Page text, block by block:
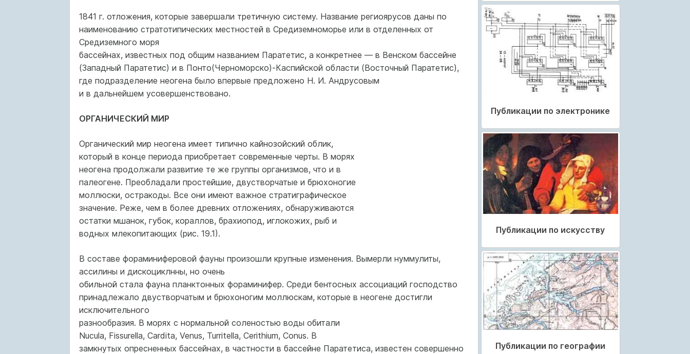
1841 г. отложения, которые завершали третичную систему. Название региоярусов даны по
наименованию стратотипических местностей в Средиземноморье или в отделенных от
Средиземного моря
бассейнах, известных под общим названием Паратетис, а конкретнее — в Венском бассейне
(Западный Паратетис) и в Понто(Черноморско)-Каспийской области (Восточный Паратетис),
где подразделение неогена было впервые предложено Н. И. Андрусовым
и в дальнейшем усовершенствовано.
ОРГАНИЧЕСКИЙ МИР
Органический мир неогена имеет типично кайнозойский облик,
который в конце периода приобретает современные черты. В морях
неогена продолжали развитие те же группы организмов, что и в
палеогене. Преобладали простейшие, двустворчатые и брюхоногие
моллюски, остракоды. Все они имеют важное стратиграфическое
значение. Реже, чем в более древних отложениях, обнаруживаются
остатки мшанок, губок, кораллов, брахиопод, иглокожих, рыб и
водных млекопитающих (рис. 19.1).
В составе фораминиферовой фауны произошли крупные изменения. Вымерли нуммулиты,
ассилины и дискоциклнны, но очень
обильной стала фауна планктонных фораминифер. Среди бентосных ассоциаций господство
принадлежало двустворчатым и брюхоногим моллюскам, которые в неогене достигли
исключительного
разнообразия. В морях с нормальной соленостью воды обитали
Nucula, Fissurella, Cardita, Venus, Turritella, Cerithium, Conus. В
замкнутых опресненных бассейнах, в частности в бассейне Паратетиса, известен совершенно
Публикации по электронике
Публикации по искусству
Публикации по географии